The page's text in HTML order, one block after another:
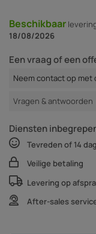
Beschikbaar
18/08/2026
Een vraag of een
Neem contact op met
Vragen & antwoorden
Diensten
Tevreden of 14
Veilige betaling
Levering op
After-sales